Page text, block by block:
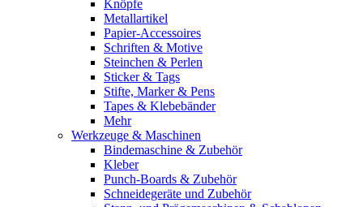
Knöpfe
Metallartikel
Papier-Accessoires
Schriften & Motive
Steinchen & Perlen
Sticker & Tags
Stifte, Marker & Pens
Tapes & Klebebänder
Mehr
Werkzeuge & Maschinen
Bindemaschine & Zubehör
Kleber
Punch-Boards & Zubehör
Schneidegeräte und Zubehör